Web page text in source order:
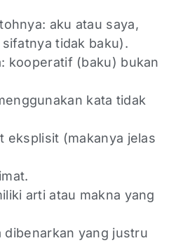
aku atau saya,
tidak baku).
kooperatif (baku) bukan
kata tidak
eksplisit (makanya jelas
arti atau makna yang
yang justru